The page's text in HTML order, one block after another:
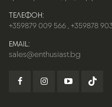
ТЕЛЕФОН:
+359879 009 566,+359878
EMAIL:
sales@enthusiast.bg